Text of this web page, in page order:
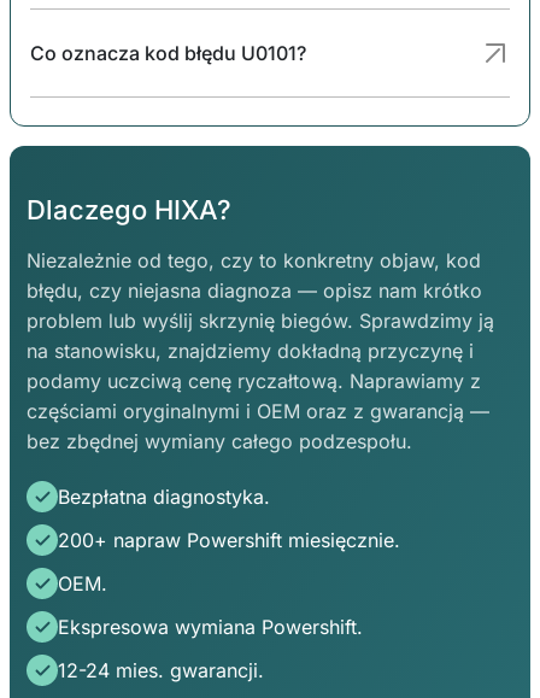
Co oznacza kod błędu U0101?
Dlaczego HIXA?
Niezależnie od tego, czy to konkretny objaw, kod
błędu, czy niejasna diagnoza — opisz nam krótko
problem lub wyślij skrzynię biegów. Sprawdzimy ją
na stanowisku, znajdziemy dokładną przyczynę i
podamy uczciwą cenę ryczałtową. Naprawiamy z
częściami oryginalnymi i OEM oraz z gwarancją —
bez zbędnej wymiany całego podzespołu.
Bezpłatna diagnostyka.
200+ napraw Powershift miesięcznie.
OEM.
Ekspresowa wymiana Powershift.
12-24 mies. gwarancji.